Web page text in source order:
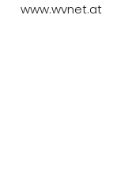
www.wvnet.at